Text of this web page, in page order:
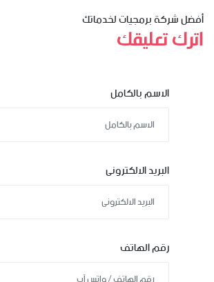
أفضل شركة برمجيات لخدماتك
اترك تعليقك
الاسم بالكامل
البريد الالكترونى
رقم الهاتف